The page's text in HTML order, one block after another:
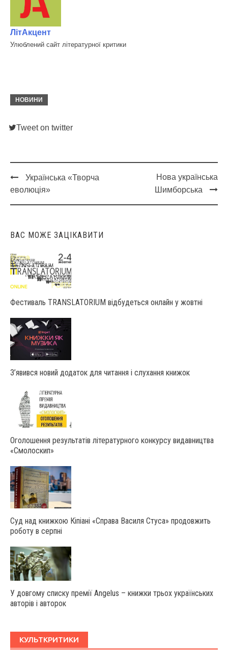
ЛітАкцент
Улюблений сайт літературної критики
НОВИНИ
Tweet on twitter
Post
navigation
Українська «Творча
еволюція»
Нова українська
Шимборська
ВАС МОЖЕ ЗАЦІКАВИТИ
Фестиваль TRANSLATORIUM відбудеться онлайн у жовтні
З’явився новий додаток для читання і слухання книжок
Оголошення результатів літературного конкурсу видавництва
«Смолоскип»
Суд над книжкою Кіпіані «Справа Василя Стуса» продовжить
роботу в серпні
У довгому списку премії Angelus – книжки трьох українських
авторів і авторок
КУЛЬТКРИТИКИ